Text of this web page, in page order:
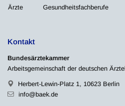
Ärzte Gesundheitsfachberufe
Kontakt
Bundesärztekammer
Arbeitsgemeinschaft der deutschen
Herbert-Lewin-Platz 1, 10623 Berlin
info@baek.de